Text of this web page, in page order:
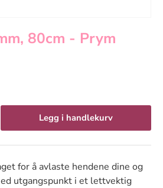
80cm - Prym
Legg i handlekurv
for å avlaste hendene dine og
utgangspunkt i et lettvektig